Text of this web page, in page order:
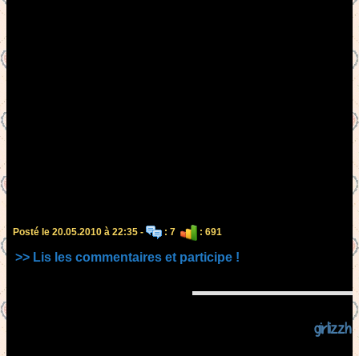
Posté le 20.05.2010 à 22:35 - : 7 : 691
>> Lis les commentaires et participe !
girlizzh